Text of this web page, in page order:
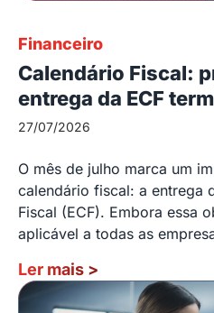
Financeiro
Calendário Fiscal:
entrega da ECF
27/07/2026
O mês de julho marca um
calendário fiscal: a entrega
Fiscal (ECF). Embora essa
aplicável a todas as
Ler mais >